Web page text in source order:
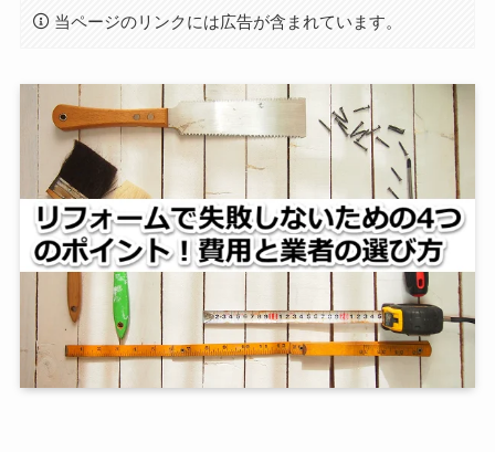
当ページのリンクには広告が含まれています。